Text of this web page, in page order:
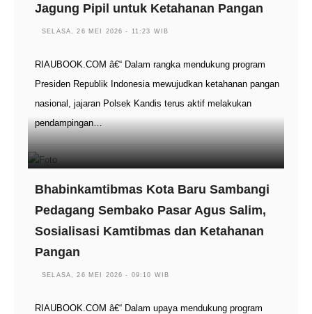
Jagung Pipil untuk Ketahanan Pangan
SELASA, 26 MEI 2026 - 11:23 WIB
RIAUBOOK.COM â€“ Dalam rangka mendukung program
Presiden Republik Indonesia mewujudkan ketahanan pangan
nasional, jajaran Polsek Kandis terus aktif melakukan
pendampingan…
Bhabinkamtibmas Kota Baru Sambangi
Pedagang Sembako Pasar Agus Salim,
Sosialisasi Kamtibmas dan Ketahanan
Pangan
SELASA, 26 MEI 2026 - 09:10 WIB
RIAUBOOK.COM â€“ Dalam upaya mendukung program